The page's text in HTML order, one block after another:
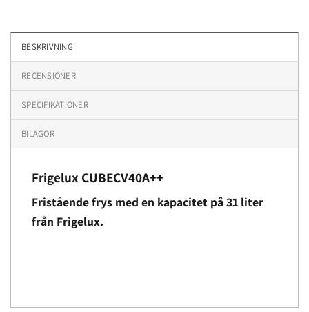
BESKRIVNING
RECENSIONER
SPECIFIKATIONER
BILAGOR
Frigelux CUBECV40A++
Fristående frys med en kapacitet på 31 liter
från Frigelux.